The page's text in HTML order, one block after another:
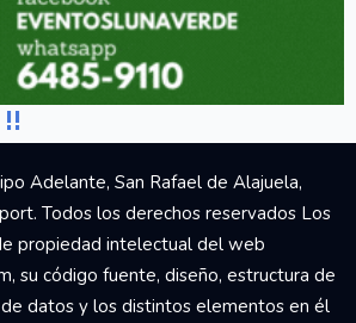
Adelante, San Rafael de Alajuela,
Todos los derechos reservados Los
propiedad intelectual del web
su código fuente, diseño, estructura de
datos y los distintos elementos en él